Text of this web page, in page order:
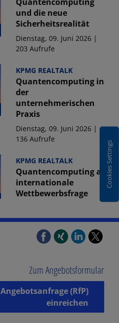
und die neue
Sicherheitsrealität
Dienstag, 09. Juni 2026 |
203 Aufrufe
KPMG REALTALK
Quantencomputing in
der
unternehmerischen
Praxis
Dienstag, 09. Juni 2026 |
136 Aufrufe
KPMG REALTALK
Quantencomputing als
internationale
Wettbewerbsfrage
124 Aufrufe
KPMG REALTALK
Dienstag, 09. Juni 2026 |
157 Aufrufe
KPMG REALTALK
Cookies Settings
Zum Angebotsformular
Angebotsanfrage (RfP)
einreichen